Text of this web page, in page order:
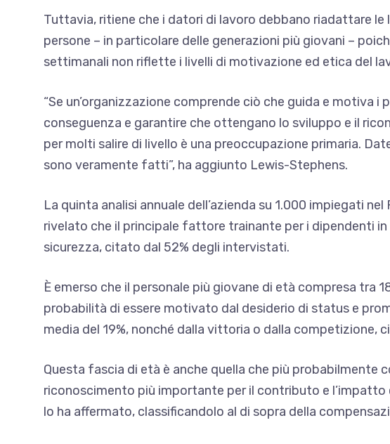
Tuttavia, ritiene che i datori di lavoro debbano riadattare
persone – in particolare delle generazioni più giovani –
settimanali non riflette i livelli di motivazione ed etica del
“Se un’organizzazione comprende ciò che guida e motiva
conseguenza e garantire che ottengano lo sviluppo e il
per molti salire di livello è una preoccupazione primaria.
sono veramente fatti”, ha aggiunto Lewis-Stephens.
La quinta analisi annuale dell’azienda su 1.000 impiegati
rivelato che il principale fattore trainante per i dipendenti
sicurezza, citato dal 52% degli intervistati.
È emerso che il personale più giovane di età compresa tra
probabilità di essere motivato dal desiderio di status e
media del 19%, nonché dalla vittoria o dalla competizione,
Questa fascia di età è anche quella che più probabilmente
riconoscimento più importante per il contributo e l’impatto
lo ha affermato, classificandolo al di sopra della